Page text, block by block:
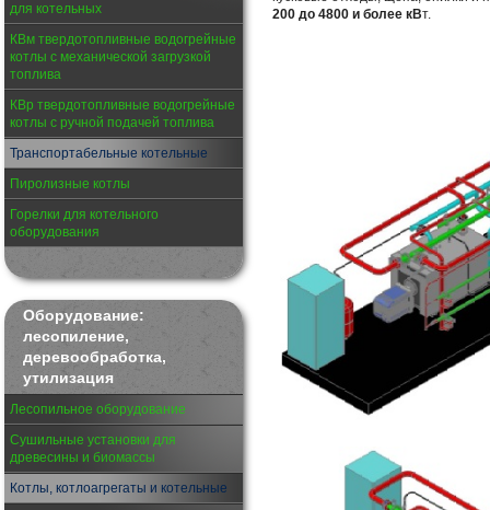
для котельных
КВм твердотопливные водогрейные
котлы с механической загрузкой
топлива
КВр твердотопливные водогрейные
котлы с ручной подачей топлива
Транспортабельные котельные
Пиролизные котлы
Горелки для котельного
оборудования
Оборудование:
лесопиление,
деревообработка,
утилизация
Лесопильное оборудование
Сушильные установки для
древесины и биомассы
Котлы, котлоагрегаты и котельные
200 до 4800 и более кВт.